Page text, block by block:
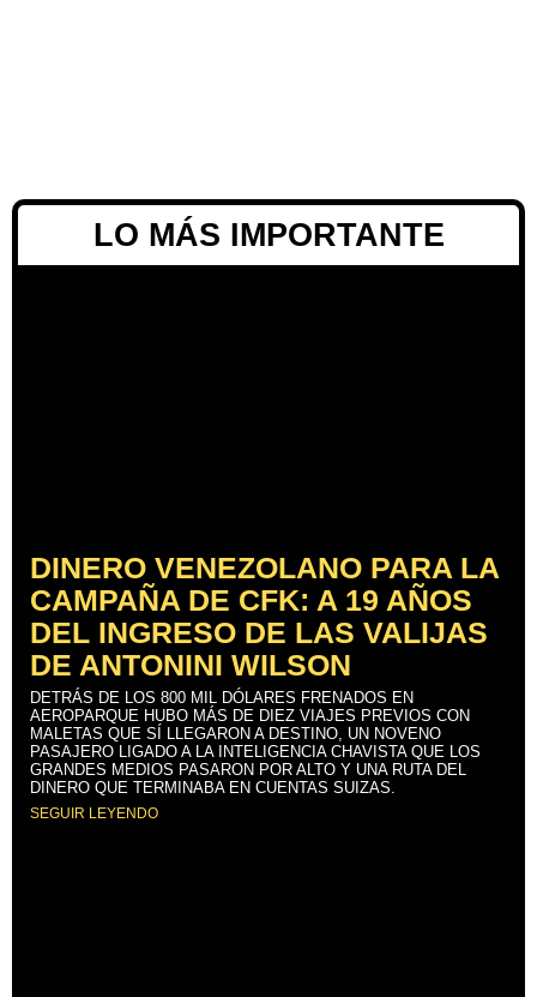
LO MÁS IMPORTANTE
DINERO VENEZOLANO PARA LA
CAMPAÑA DE CFK: A 19 AÑOS
DEL INGRESO DE LAS VALIJAS
DE ANTONINI WILSON
DETRÁS DE LOS 800 MIL DÓLARES FRENADOS EN
AEROPARQUE HUBO MÁS DE DIEZ VIAJES PREVIOS CON
MALETAS QUE SÍ LLEGARON A DESTINO, UN NOVENO
PASAJERO LIGADO A LA INTELIGENCIA CHAVISTA QUE LOS
GRANDES MEDIOS PASARON POR ALTO Y UNA RUTA DEL
DINERO QUE TERMINABA EN CUENTAS SUIZAS.
SEGUIR LEYENDO